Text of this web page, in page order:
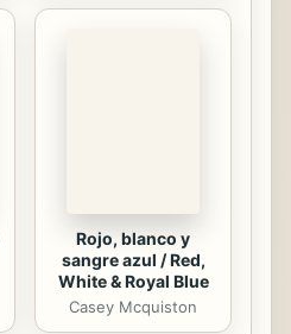
Rojo, blanco y
sangre azul / Red,
White & Royal Blue
Casey Mcquiston